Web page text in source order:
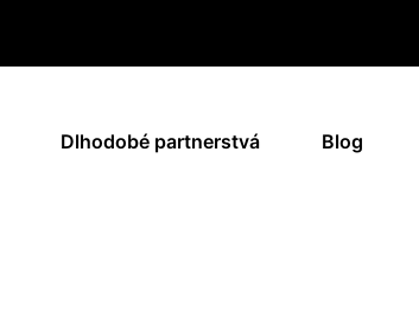
Dlhodobé partnerstvá Blog